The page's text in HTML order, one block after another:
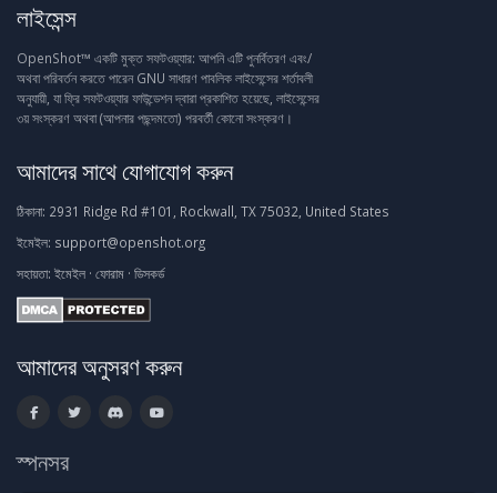
লাইসেন্স
OpenShot™ একটি মুক্ত সফটওয়্যার: আপনি এটি পুনর্বিতরণ এবং/
অথবা পরিবর্তন করতে পারেন GNU সাধারণ পাবলিক লাইসেন্সের শর্তাবলী
অনুযায়ী, যা ফ্রি সফটওয়্যার ফাউন্ডেশন দ্বারা প্রকাশিত হয়েছে, লাইসেন্সের
৩য় সংস্করণ অথবা (আপনার পছন্দমতো) পরবর্তী কোনো সংস্করণ।
আমাদের সাথে যোগাযোগ করুন
ঠিকানা: 2931 Ridge Rd #101, Rockwall, TX 75032, United States
ইমেইল: support@openshot.org
সহায়তা: ইমেইল · ফোরাম · ডিসকর্ড
আমাদের অনুসরণ করুন
স্পনসর